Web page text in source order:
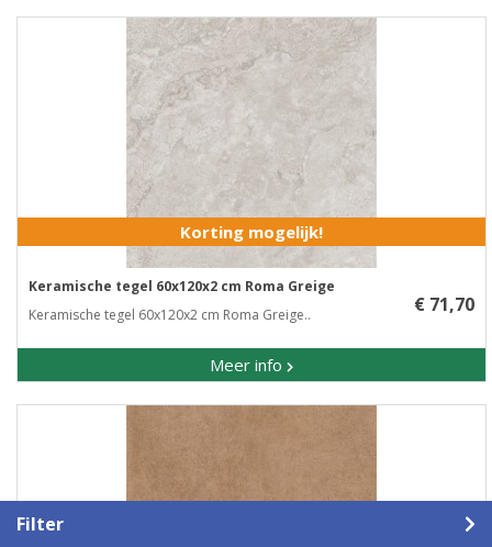
Filter
Korting mogelijk!
Keramische tegel 60x120x2 cm Roma Greige
Keramische tegel 60x120x2 cm Roma Greige..
Meer info
€ 71,70